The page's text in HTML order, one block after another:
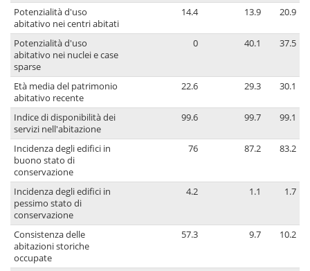
Potenzialità d'uso
abitativo nei centri abitati
14.4 13.9 20.9
Potenzialità d'uso
abitativo nei nuclei e case
sparse
0 40.1 37.5
Età media del patrimonio
abitativo recente
22.6 29.3 30.1
Indice di disponibilità dei
servizi nell'abitazione
99.6 99.7 99.1
Incidenza degli edifici in
buono stato di
conservazione
76 87.2 83.2
Incidenza degli edifici in
pessimo stato di
conservazione
4.2 1.1 1.7
Consistenza delle
abitazioni storiche
occupate
57.3 9.7 10.2